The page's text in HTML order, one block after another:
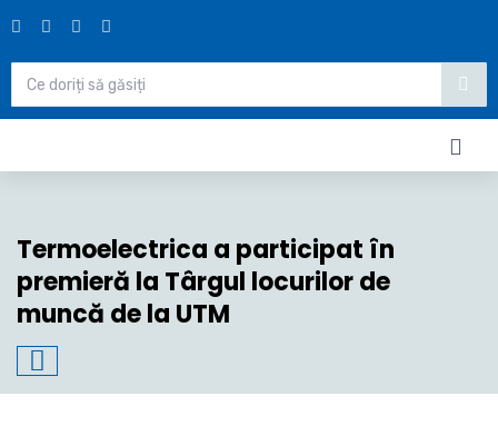
Termoelectrica a participat în
premieră la Târgul locurilor de
muncă de la UTM